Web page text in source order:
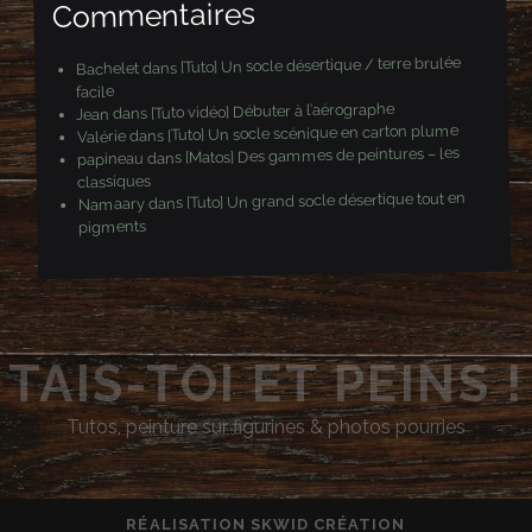
Commentaires
Bacheletdans [Tuto] Un socle désertique / terre brulée
facile
Jean dans [Tuto vidéo] Débuter à l’aérographe
Valériedans [Tuto] Un socle scénique en carton plume
papineau dans [Matos] Des gammes de peintures – les
classiques
Namaarydans [Tuto] Un grand socle désertique tout en
pigments
TAIS-TOI ET PEINS !
Tutos, peinture sur figurines & photos pourries
RÉALISATION SKWID CRÉATION